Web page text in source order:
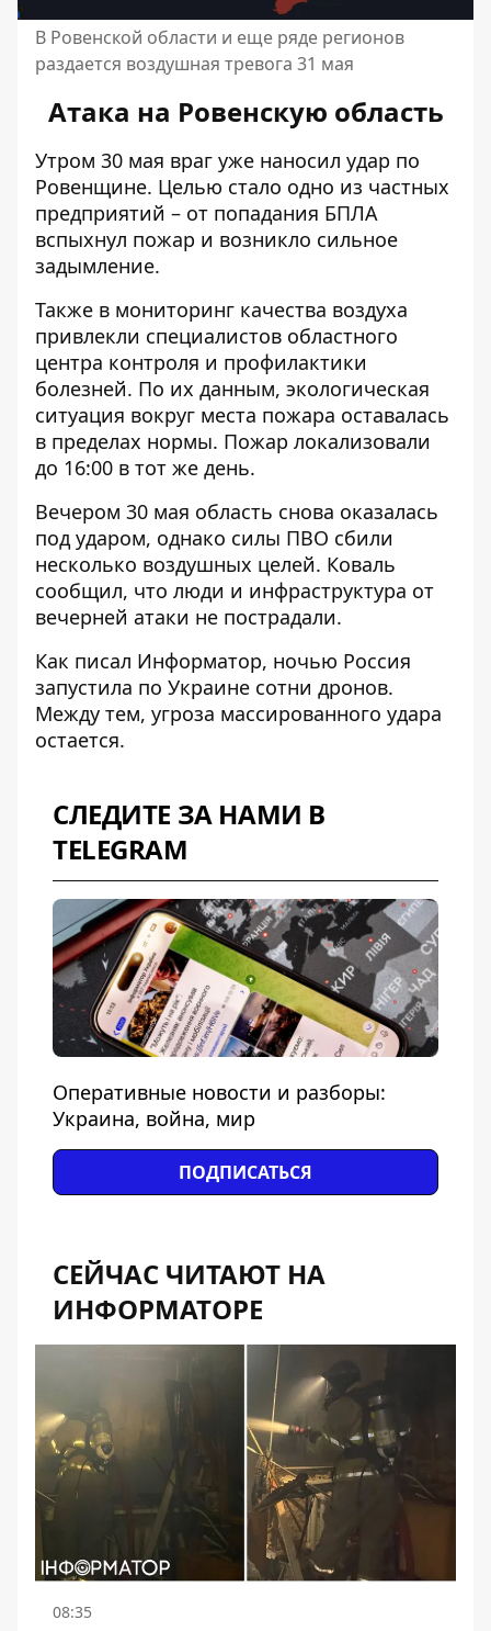
В Ровенской области и еще ряде регионов
раздается воздушная тревога 31 мая
Атака на Ровенскую область
Утром 30 мая враг уже наносил удар по
Ровенщине. Целью стало одно из частных
предприятий – от попадания БПЛА
вспыхнул пожар и возникло сильное
задымление.
Также в мониторинг качества воздуха
привлекли специалистов областного
центра контроля и профилактики
болезней. По их данным, экологическая
ситуация вокруг места пожара оставалась
в пределах нормы. Пожар локализовали
до 16:00 в тот же день.
Вечером 30 мая область снова оказалась
под ударом, однако силы ПВО сбили
несколько воздушных целей. Коваль
сообщил, что люди и инфраструктура от
вечерней атаки не пострадали.
Как писал Информатор, ночью Россия
запустила по Украине сотни дронов.
Между тем, угроза массированного удара
остается.
СЛЕДИТЕ ЗА НАМИ В
TELEGRAM
Оперативные новости и разборы:
Украина, война, мир
ПОДПИСАТЬСЯ
СЕЙЧАС ЧИТАЮТ НА
ИНФОРМАТОРЕ
08:35